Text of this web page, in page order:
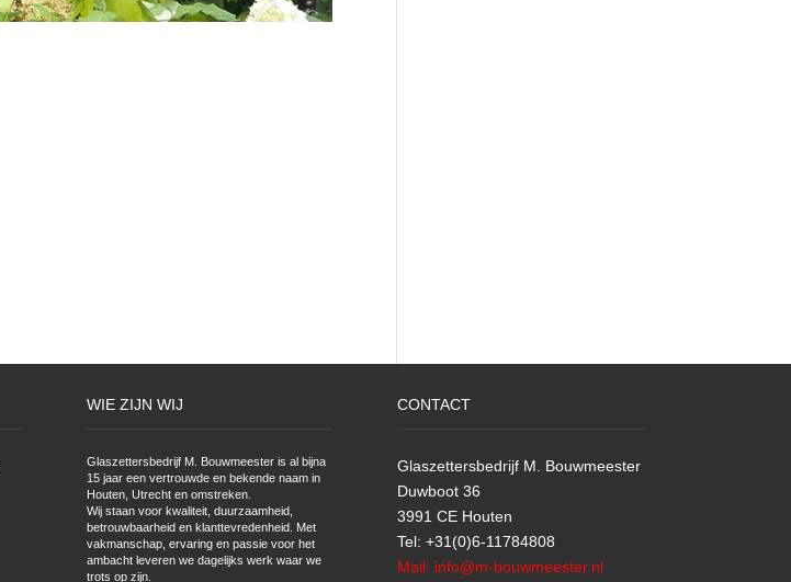
WIE ZIJN WIJ
Glaszettersbedrijf M. Bouwmeester is al bijna
15 jaar een vertrouwde en bekende naam in
Houten, Utrecht en omstreken.
Wij staan voor kwaliteit, duurzaamheid,
betrouwbaarheid en klanttevredenheid. Met
vakmanschap, ervaring en passie voor het
ambacht leveren we dagelijks werk waar we
trots op zijn.
CONTACT
Glaszettersbedrijf M. Bouwmeester
Duwboot 36
3991 CE Houten
Tel: +31(0)6-11784808
Mail: info@m-bouwmeester.nl